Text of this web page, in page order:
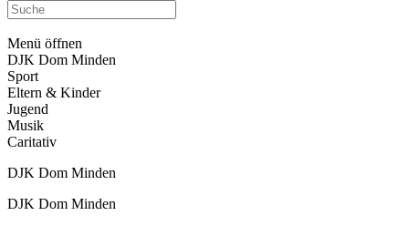
Menü öffnen
DJK Dom Minden
Sport
Eltern & Kinder
Jugend
Musik
Caritativ
DJK Dom Minden
DJK Dom Minden